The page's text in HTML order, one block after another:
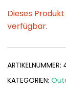
Dieses
verfügbar.
ARTIKELNUMMER:
KATEGORIEN: